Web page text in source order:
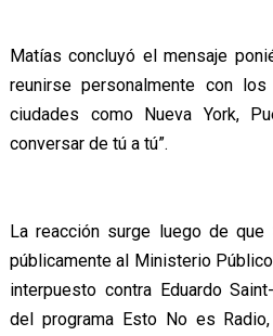
Matías concluyó el mensaje
reunirse personalmente con
ciudades como Nueva York,
conversar de tú a tú”.
La reacción surge luego de que
públicamente al Ministerio
interpuesto contra Eduardo
del programa Esto No es